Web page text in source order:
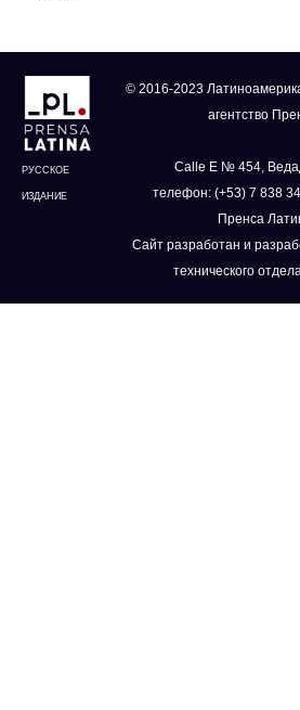
РУССКОЕ
ИЗДАНИЕ
© 2016-2023
агентство
Calle E № 454,
телефон: (+53) 7 838
Пренса
Сайт разработан и
технического